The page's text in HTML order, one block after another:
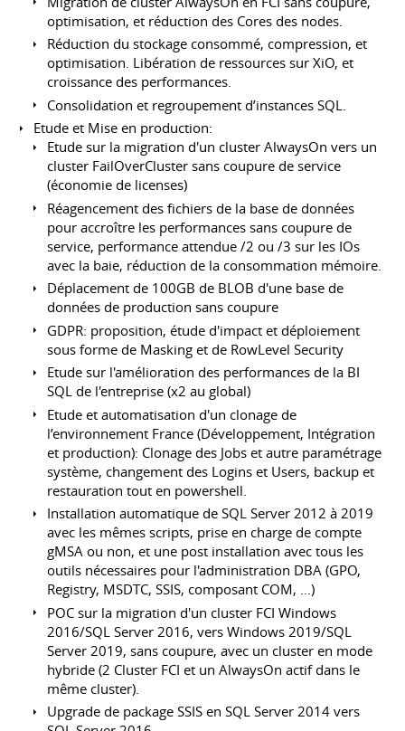
optimisation, et réduction des Cores des nodes.
Réduction du stockage consommé, compression, et
optimisation. Libération de ressources sur XiO, et
croissance des performances.
Consolidation et regroupement d’instances SQL.
Etude et Mise en production:
Etude sur la migration d'un cluster AlwaysOn vers un
cluster FailOverCluster sans coupure de service
(économie de licenses)
Réagencement des fichiers de la base de données
pour accroître les performances sans coupure de
service, performance attendue /2 ou /3 sur les IOs
avec la baie, réduction de la consommation mémoire.
Déplacement de 100GB de BLOB d'une base de
données de production sans coupure
GDPR: proposition, étude d'impact et déploiement
sous forme de Masking et de RowLevel Security
Etude sur l'amélioration des performances de la BI
SQL de l'entreprise (x2 au global)
Etude et automatisation d'un clonage de
l’environnement France (Développement, Intégration
et production): Clonage des Jobs et autre paramétrage
système, changement des Logins et Users, backup et
restauration tout en powershell.
Installation automatique de SQL Server 2012 à 2019
avec les mêmes scripts, prise en charge de compte
gMSA ou non, et une post installation avec tous les
outils nécessaires pour l'administration DBA (GPO,
Registry, MSDTC, SSIS, composant COM, …)
POC sur la migration d'un cluster FCI Windows
2016/SQL Server 2016, vers Windows 2019/SQL
Server 2019, sans coupure, avec un cluster en mode
hybride (2 Cluster FCI et un AlwaysOn actif dans le
même cluster).
Upgrade de package SSIS en SQL Server 2014 vers